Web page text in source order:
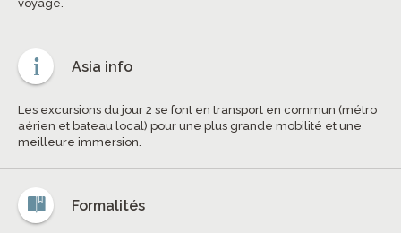
voyage.
Asia info
Les excursions du jour 2 se font en transport en commun (métro
aérien et bateau local) pour une plus grande mobilité et une
meilleure immersion.
Formalités